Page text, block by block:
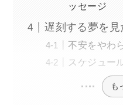
ッセージ
遅刻する夢を
不安をやわ
スケジュー
も